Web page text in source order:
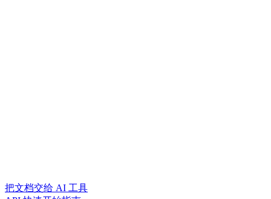
把文档交给 AI 工具